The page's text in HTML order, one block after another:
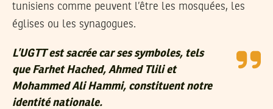
tunisiens comme peuvent l’être les mosquées, les
églises ou les synagogues.
L’UGTT est sacrée car ses symboles, tels
que Farhet Hached, Ahmed Tlili et
Mohammed Ali Hammi, constituent notre
identité nationale.